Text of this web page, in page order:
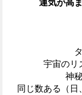
運気が高
宇宙のリ
神
同じ数ある（日